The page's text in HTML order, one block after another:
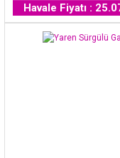
Havale Fiyatı :